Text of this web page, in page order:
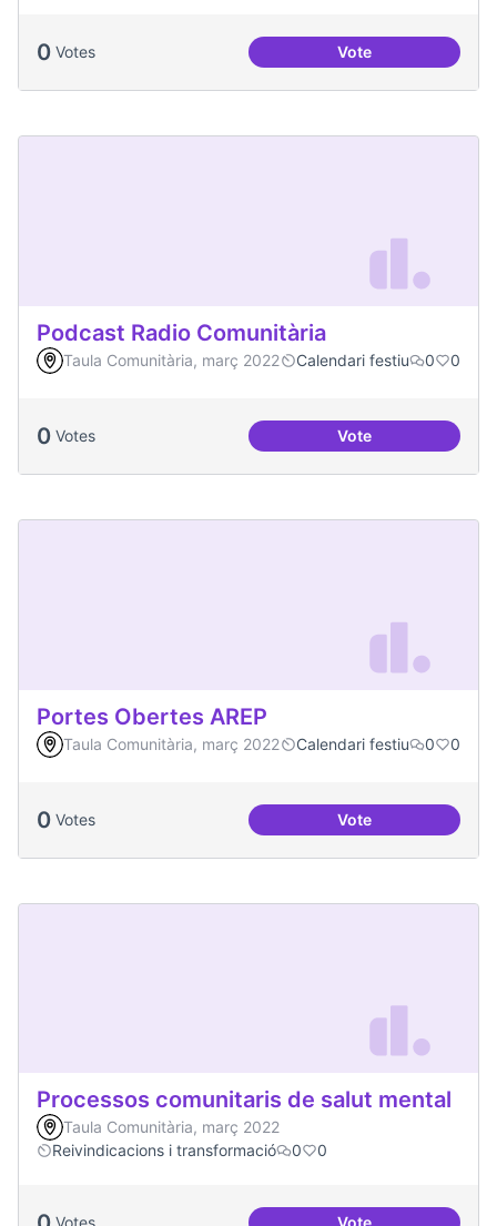
0 Votes VotePlaça del
Podcast Radio Comunitària
Taula Comunitària, març 2022 Calendari festiu 0 0
0 Votes VotePodcast Radio
Portes Obertes AREP
Taula Comunitària, març 2022 Calendari festiu 0 0
0 Votes VotePortes Obertes
Processos comunitaris de salut mental
Taula Comunitària, març 2022
Reivindicacions i transformació
0 0